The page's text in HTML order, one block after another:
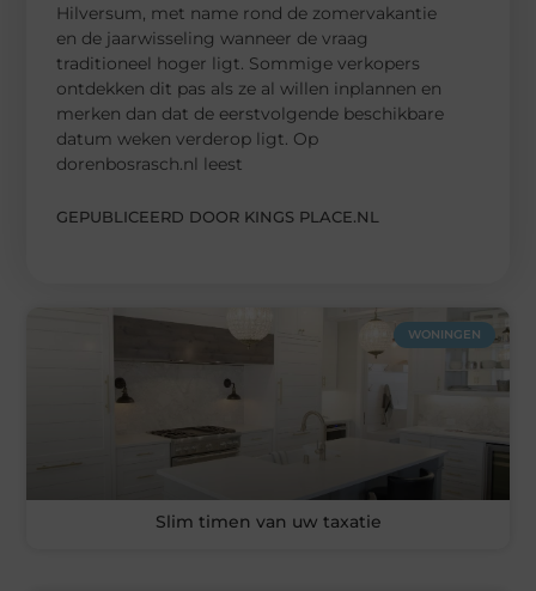
Hilversum, met name rond de zomervakantie
en de jaarwisseling wanneer de vraag
traditioneel hoger ligt. Sommige verkopers
ontdekken dit pas als ze al willen inplannen en
merken dan dat de eerstvolgende beschikbare
datum weken verderop ligt. Op
dorenbosrasch.nl leest
GEPUBLICEERD DOOR KINGS PLACE.NL
WONINGEN
Slim timen van uw taxatie